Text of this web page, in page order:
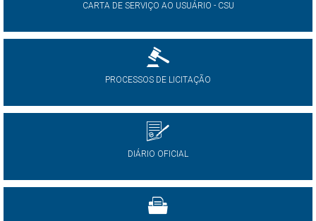
CARTA DE SERVIÇO AO USUÁRIO - CSU
PROCESSOS DE LICITAÇÃO
DIÁRIO OFICIAL